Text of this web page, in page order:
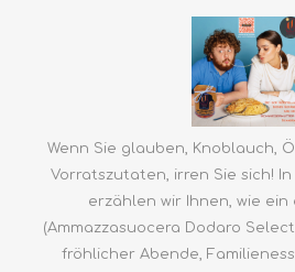
Wenn Sie glauben, Knoblauch,
Vorratszutaten, irren Sie sich!
erzählen wir Ihnen, wie ein
(Ammazzasuocera Dodaro
fröhlicher Abende,